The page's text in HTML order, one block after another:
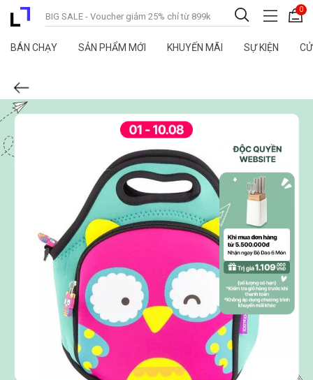
0
BÁN CHẠY SẢN PHẨM MỚI KHUYẾN MÃI SỰ KIỆN